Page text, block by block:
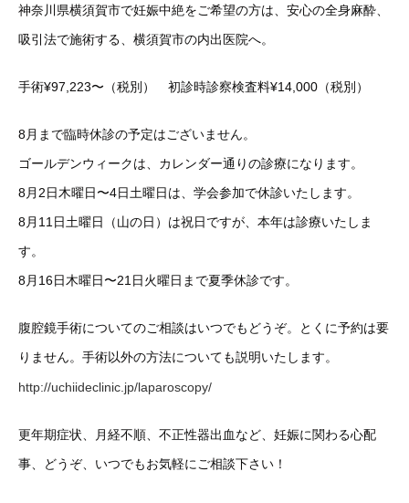
神奈川県横須賀市で妊娠中絶をご希望の方は、安心の全身麻酔、
吸引法で施術する、横須賀市の内出医院へ。
手術¥97,223〜（税別） 初診時診察検査料¥14,000（税別）
8月まで臨時休診の予定はございません。
ゴールデンウィークは、カレンダー通りの診療になります。
8月2日木曜日〜4日土曜日は、学会参加で休診いたします。
8月11日土曜日（山の日）は祝日ですが、本年は診療いたしま
す。
8月16日木曜日〜21日火曜日まで夏季休診です。
腹腔鏡手術についてのご相談はいつでもどうぞ。とくに予約は要
りません。手術以外の方法についても説明いたします。
http://uchiideclinic.jp/laparoscopy/
更年期症状、月経不順、不正性器出血など、妊娠に関わる心配
事、どうぞ、いつでもお気軽にご相談下さい！